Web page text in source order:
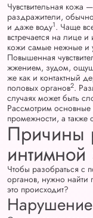
Чувствительная кожа
раздражители,
и даже воду1. Чаще
встречается на лице
кожи самые нежные и
Повышенная
жжением, зудом,
же как и контактный
половых органов2.
случаях может быть
Рассмотрим
промежности, а также
Причины
Чтобы разобраться с
органов, нужно найти
это происходит?